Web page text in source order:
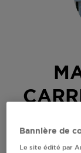
Bannière de
Le site édité par